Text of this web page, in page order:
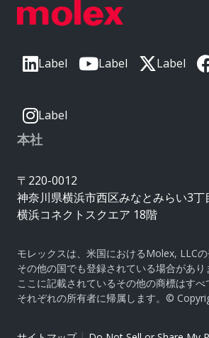
Label Label Label
Label
本社
〒220-0012
神奈川県横浜市西区みなとみらい3丁
横浜コネクトスクエア 18階
モレックスは、米国におけるMolex, LLCの
その他の国でも登録されている場合があり
ここに記載されているその他の商標はすべ
それぞれの所有者に帰属します。©